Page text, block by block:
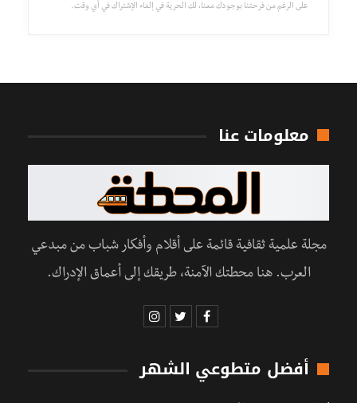
على الرغم من فرحتنا بوجودك معنا، لك الحرية في إلغاء الإشتراك في أي وقت.
معلومات عنا
مجلة علمية ثقافية قائمة على أقلام وأفكار شباب من مبدعي
العرب. هنا محطتك الآمنة، طريقك إلى أعماق الإدراك.
أفضل متطوعي الشهر